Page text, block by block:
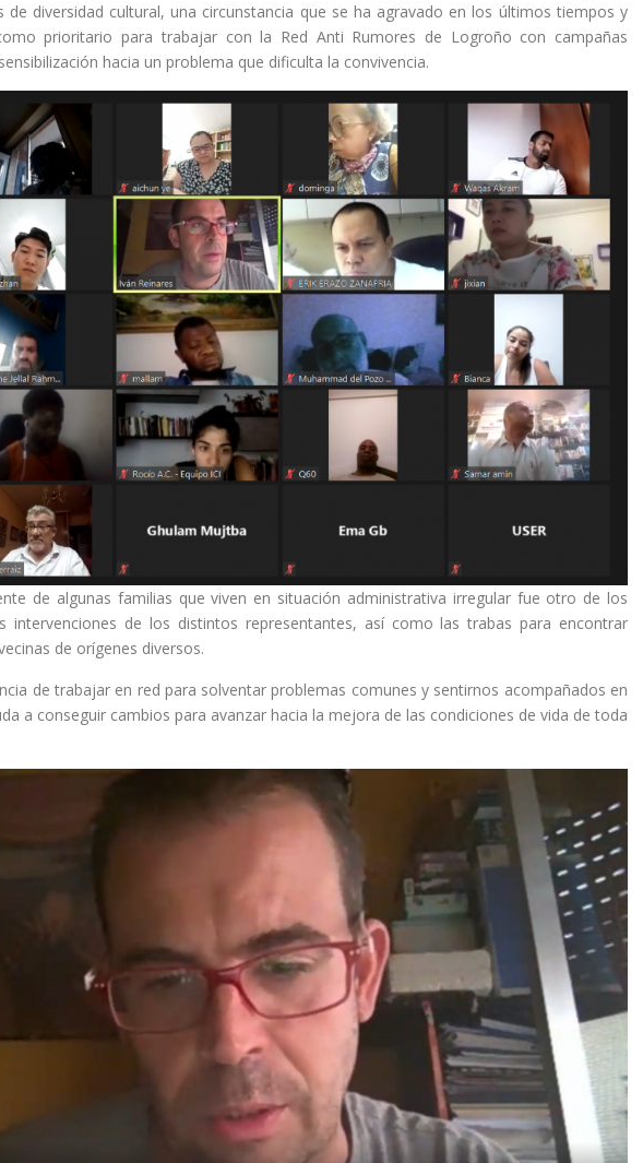
de diversidad cultural, una circunstancia que se ha agravado en los últimos tiempos y
prioritario para trabajar con la Red Anti Rumores de Logroño con campañas
hacia un problema que dificulta la convivencia.
de algunas familias que viven en situación administrativa irregular fue otro de los
intervenciones de los distintos representantes, así como las trabas para encontrar
de orígenes diversos.
de trabajar en red para solventar problemas comunes y sentirnos acompañados en
a conseguir cambios para avanzar hacia la mejora de las condiciones de vida de toda